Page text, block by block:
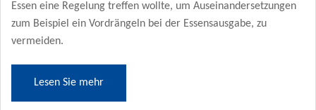
Essen eine Regelung treffen wollte, um Auseinandersetzungen
zum Beispiel ein Vordrängeln bei der Essensausgabe, zu
vermeiden.
Lesen Sie mehr